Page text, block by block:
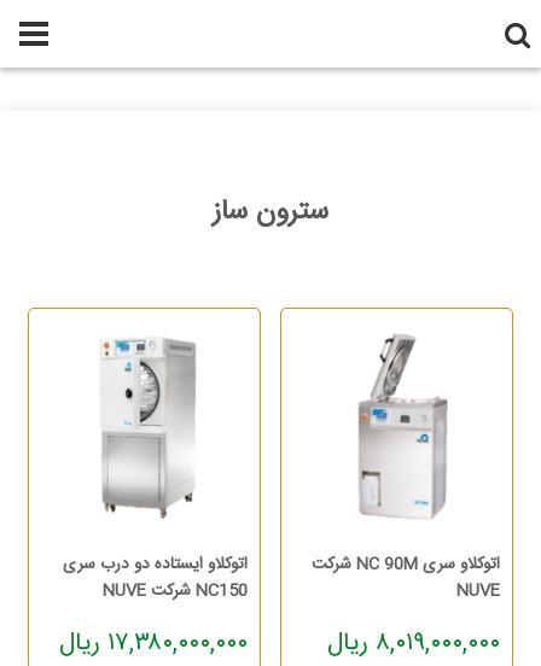
سترون ساز
اتوکلاو سری NC 90M شرکت
NUVE
۸,۰۱۹,۰۰۰,۰۰۰ ریال
اتوکلاو ایستاده دو درب سری
NC150 شرکت NUVE
۱۷,۳۸۰,۰۰۰,۰۰۰ ریال